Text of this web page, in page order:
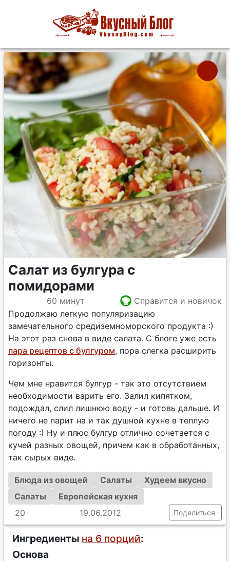
Салат из булгура с
помидорами
60 минут
Справится и новичок
Продолжаю легкую популяризацию
замечательного средиземноморского продукта :)
На этот раз снова в виде салата. С блоге уже есть
пара рецептов с булгуром, пора слегка расширить
горизонты.
Чем мне нравится булгур - так это отсутствием
необходимости варить его. Залил кипятком,
подождал, слил лишнюю воду - и готовь дальше. И
ничего не парит на и так душной кухне в теплую
погоду :) Ну и плюс булгур отлично сочетается с
кучей разных овощей, причем как в обработанных,
так сырых виде.
Блюда из овощей Салаты
Худеем вкусно
Салаты
Европейская кухня
20
19.06.2012 Поделиться
Ингредиенты на 6 порций:
Основа